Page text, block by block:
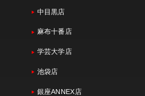
中目黒店
麻布十番店
学芸大学店
池袋店
銀座ANNEX店